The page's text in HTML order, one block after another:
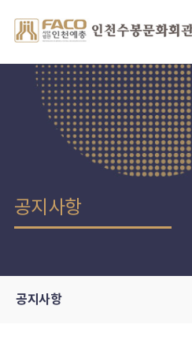
공지사항
공지사항